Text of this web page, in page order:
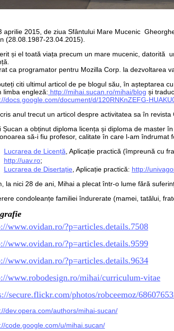
aprilie 2015, de ziua Sfântului Mare Mucenic
(28.08.1987-23.04.2015).
și el toată viața precum un mare mucenic, datorită
ca programator pentru Mozilla Corp. la dezvoltarea
citi ultimul articol de pe blogul său, în așteptarea
limba engleză: http://mihai.sucan.ro/mihai/blog și
docs.google.com/document/d/120RNKnZEFG-
anul trecut un articol despre activitatea sa în revista
Șucan a obținut diploma licența și diploma de master
să-i fiu profesor, calitate în care l-am îndrumat
Lucrarea de Licență , Aplicație practică (împreună cu
http://uav.ro;
Lucrarea de Disertație Aplicație practică: http://
la nici 28 de ani, Mihai a plecat într-o lume fără
condoleanțe familiei îndurerate (mamei, tatălui,
www.ovidan.ro/?p=articles.details.7508
www.ovidan.ro/?p=articles.details.9599
www.ovidan.ro/?p=articles.details.9634
www.robodesign.ro/mihai/curriculum-vitae
secure.flickr.com/photos/robceemoz/
dev.opera.com/authors/mihai-sucan/
code.google.com/u/mihai.sucan/